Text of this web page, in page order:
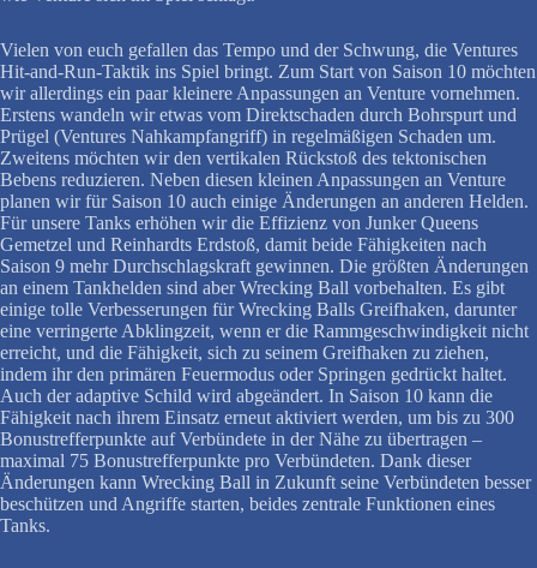
Vielen von euch gefallen das Tempo und der Schwung, die Ventures
Hit-and-Run-Taktik ins Spiel bringt. Zum Start von Saison 10 möchten
wir allerdings ein paar kleinere Anpassungen an Venture vornehmen.
Erstens wandeln wir etwas vom Direktschaden durch Bohrspurt und
Prügel (Ventures Nahkampfangriff) in regelmäßigen Schaden um.
Zweitens möchten wir den vertikalen Rückstoß des tektonischen
Bebens reduzieren. Neben diesen kleinen Anpassungen an Venture
planen wir für Saison 10 auch einige Änderungen an anderen Helden.
Für unsere Tanks erhöhen wir die Effizienz von Junker Queens
Gemetzel und Reinhardts Erdstoß, damit beide Fähigkeiten nach
Saison 9 mehr Durchschlagskraft gewinnen. Die größten Änderungen
an einem Tankhelden sind aber Wrecking Ball vorbehalten. Es gibt
einige tolle Verbesserungen für Wrecking Balls Greifhaken, darunter
eine verringerte Abklingzeit, wenn er die Rammgeschwindigkeit nicht
erreicht, und die Fähigkeit, sich zu seinem Greifhaken zu ziehen,
indem ihr den primären Feuermodus oder Springen gedrückt haltet.
Auch der adaptive Schild wird abgeändert. In Saison 10 kann die
Fähigkeit nach ihrem Einsatz erneut aktiviert werden, um bis zu 300
Bonustrefferpunkte auf Verbündete in der Nähe zu übertragen –
maximal 75 Bonustrefferpunkte pro Verbündeten. Dank dieser
Änderungen kann Wrecking Ball in Zukunft seine Verbündeten besser
beschützen und Angriffe starten, beides zentrale Funktionen eines
Tanks.